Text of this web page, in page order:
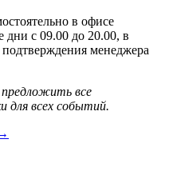
в офисе
дни с 09.00 до 20.00, в
менеджера
все
для всех событий.